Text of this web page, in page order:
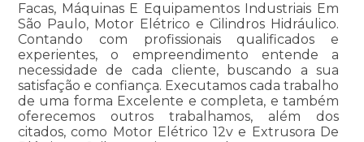
Facas, Máquinas E Equipamentos Industriais Em
São Paulo, Motor Elétrico e Cilindros Hidráulico.
Contando com profissionais qualificados e
experientes, o empreendimento entende a
necessidade de cada cliente, buscando a sua
satisfação e confiança. Executamos cada trabalho
de uma forma Excelente e completa, e também
oferecemos outros trabalhamos, além dos
citados, como Motor Elétrico 12v e Extrusora De